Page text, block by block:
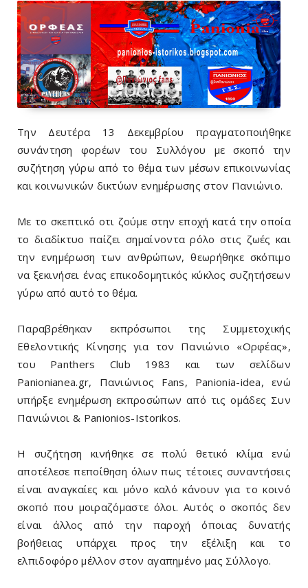
Την Δευτέρα 13 Δεκεμβρίου πραγματοποιήθηκε
συνάντηση φορέων του Συλλόγου με σκοπό την
συζήτηση γύρω από το θέμα των μέσων επικοινωνίας
και κοινωνικών δικτύων ενημέρωσης στον Πανιώνιο.
Με το σκεπτικό οτι ζούμε στην εποχή κατά την οποία
το διαδίκτυο παίζει σημαίνοντα ρόλο στις ζωές και
την ενημέρωση των ανθρώπων, θεωρήθηκε σκόπιμο
να ξεκινήσει ένας επικοδομητικός κύκλος συζητήσεων
γύρω από αυτό το θέμα.
Παραβρέθηκαν εκπρόσωποι της Συμμετοχικής
Εθελοντικής Κίνησης για τον Πανιώνιο «Ορφέας»,
του Panthers Club 1983 και των σελίδων
Panionianea.gr, Πανιώνιος Fans, Panionia-idea, ενώ
υπήρξε ενημέρωση εκπροσώπων από τις ομάδες Συν
Πανιώνιοι & Panionios-Istorikos.
Η συζήτηση κινήθηκε σε πολύ θετικό κλίμα ενώ
αποτέλεσε πεποίθηση όλων πως τέτοιες συναντήσεις
είναι αναγκαίες και μόνο καλό κάνουν για το κοινό
σκοπό που μοιραζόμαστε όλοι. Αυτός ο σκοπός δεν
είναι άλλος από την παροχή όποιας δυνατής
βοήθειας υπάρχει προς την εξέλιξη και το
ελπιδοφόρο μέλλον στον αγαπημένο μας Σύλλογο.